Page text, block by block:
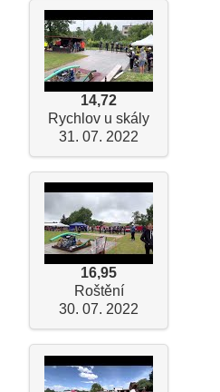
14,72
Rychlov u skály
31. 07. 2022
16,95
Roštění
30. 07. 2022